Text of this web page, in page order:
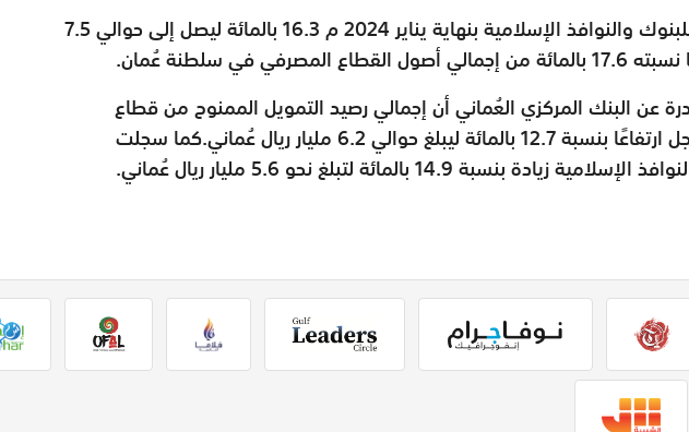
ارتفع إجمالي الأصول للبنوك والنوافذ الإسلامية بنهاية يناير 2024 م 16.3 بالمائة ليصل إلى حوالي 7.5
في سلطنة عُمان.
عن البنك المركزي العُماني أن إجمالي رصيد التمويل الممنوح من قطاع
الصيرفة الإسلامية سجل ارتفاعًا بنسبة 12.7 بالمائة ليبلغ حوالي 6.2 مليار ريال عُماني.كما سجلت
بنسبة 14.9 بالمائة لتبلغ نحو 5.6 مليار ريال عُماني.